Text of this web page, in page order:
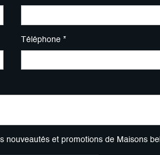
Téléphone *
nouveautés et promotions de Maisons